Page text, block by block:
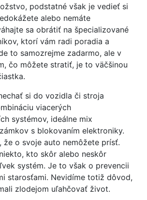
podstatné však je vedieť si
alebo nemáte
sa obrátiť na špecializované
ktorí vám radi poradia a
to samozrejme zadarmo, ale v
čo môžete stratiť, je to väčšinou
si do vozidla či stroja
viacerých
systémov, ideálne mix
s blokovaním elektroniky.
že o svoje auto nemôžete prísť.
kto skôr alebo neskôr
systém. Je to však o prevencii
starosťami. Nevidíme totiž dôvod,
zlodejom uľahčovať život.